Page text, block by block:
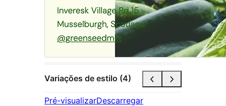
Variações de estilo (4)
Pré-visualizarDescarregar